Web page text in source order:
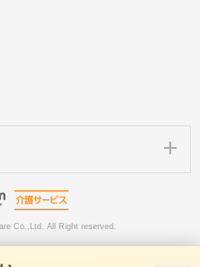
Co.,Ltd. All Right reserved.